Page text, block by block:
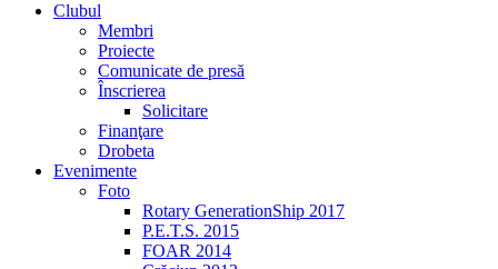
Clubul
Membri
Proiecte
Comunicate de presă
Înscrierea
Solicitare
Finanţare
Drobeta
Evenimente
Foto
Rotary GenerationShip 2017
P.E.T.S. 2015
FOAR 2014